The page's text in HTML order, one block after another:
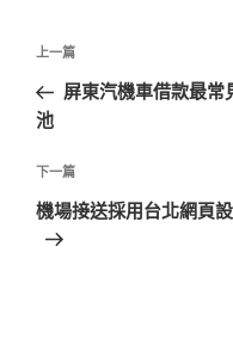
文
導
覽
上
一
篇
章
上一篇
屏東汽機車借款最
池
下
一
篇
下一篇
機場接送採用台北網頁